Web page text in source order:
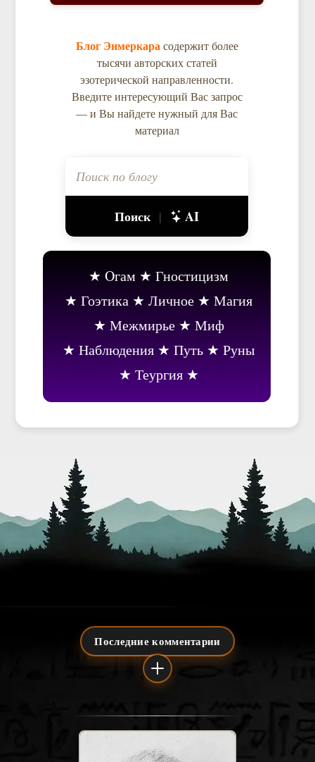
Блог Энмеркарасодержит более
тысячи авторских статей
эзотерической направленности.
Введите интересующий Вас запрос
— и Вы найдете нужный для Вас
материал
Поиск | AI
Oгам
Гностицизм
Гоэтика
Личное
Магия
Межмирье
Миф
Наблюдения
Путь
Руны
Теургия